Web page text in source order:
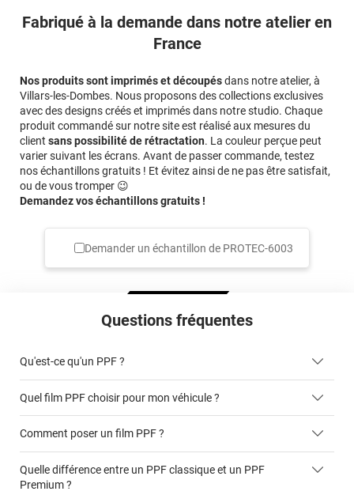
Fabriqué à la demande dans notre atelier en
France
Nos produits sont imprimés et découpésdans notre atelier, à
Villars-les-Dombes. Nous proposons des collections exclusives
avec des designs créés et imprimés dans notre studio. Chaque
produit commandé sur notre site est réalisé aux mesures du
client sans possibilité de rétractation. La couleur perçue peut
varier suivant les écrans. Avant de passer commande, testez
nos échantillons gratuits ! Et évitez ainsi de ne pas être satisfait,
ou de vous tromper 😉
Demandez vos échantillons gratuits !
Demander un échantillon de PROTEC-6003
Questions fréquentes
Qu'est-ce qu'un PPF ?
Quel film PPF choisir pour mon véhicule ?
Un PPF au mètre linéaire, à découper vous-même
Un PPF en kit, avec les finitions à découper vous-même
Un PPF sur-mesure, prédécoupé spécialement pour votre
Comment poser un film PPF ?
Quelle différence entre un PPF classique et un PPF
Premium ?